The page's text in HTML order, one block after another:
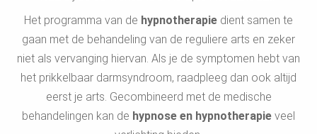
Het programma van de hypnotherapie dient samen te
gaan met de behandeling van de reguliere arts en zeker
niet als vervanging hiervan. Als je de symptomen hebt van
het prikkelbaar darmsyndroom, raadpleeg dan ook altijd
eerst je arts. Gecombineerd met de medische
behandelingen kan de hypnose en hypnotherapie veel